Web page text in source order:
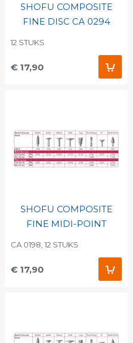
SHOFU COMPOSITE
FINE DISC CA 0294
12 STUKS
€ 17,90
SHOFU COMPOSITE
FINE MIDI-POINT
CA 0198, 12 STUKS
€ 17,90